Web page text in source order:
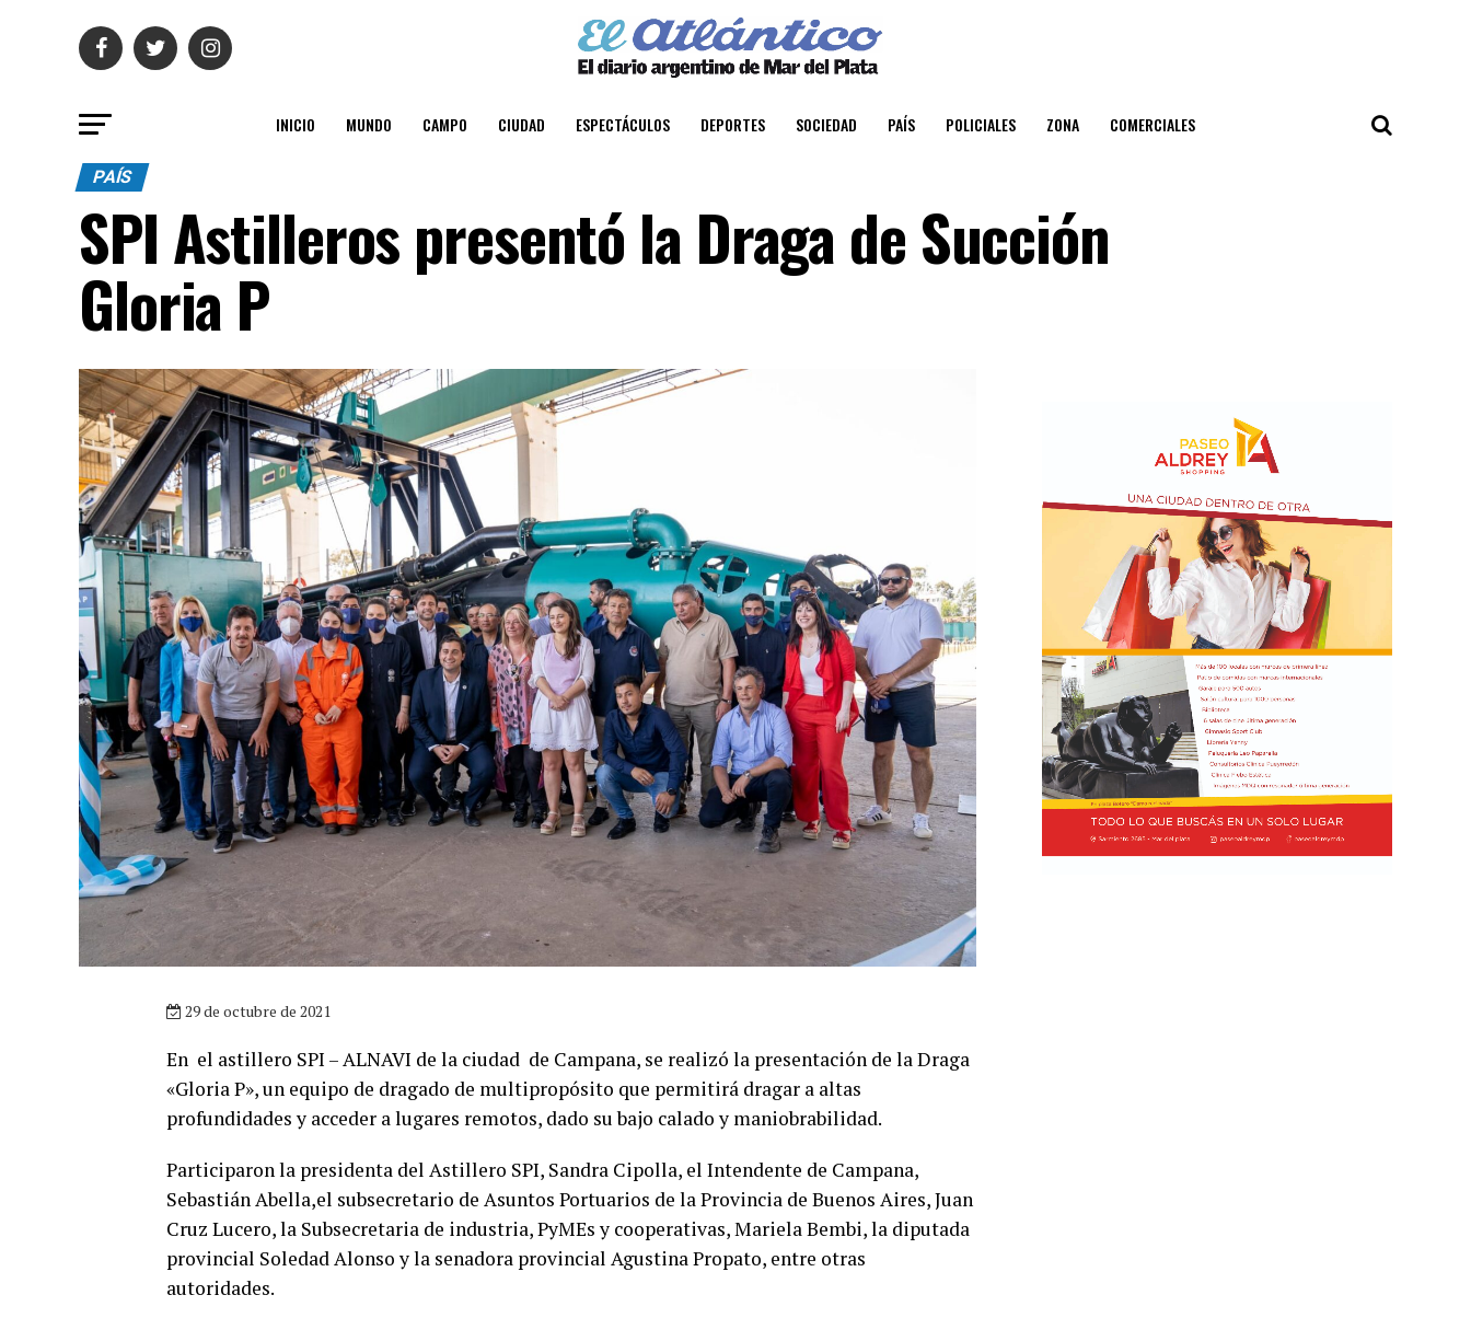
INICIO MUNDO CAMPO CIUDAD ESPECTÁCULOS DEPORTES SOCIEDAD PAÍS POLICIALES ZONA COMERCIALES
PAÍS
SPI Astilleros presentó la Draga de Succión
Gloria P
29 de octubre de 2021
En el astillero SPI – ALNAVI de la ciudad de Campana, se realizó la presentación de la Draga
«Gloria P», un equipo de dragado de multipropósito que permitirá dragar a altas
profundidades y acceder a lugares remotos, dado su bajo calado y maniobrabilidad.
Participaron la presidenta del Astillero SPI, Sandra Cipolla, el Intendente de Campana,
Sebastián Abella,el subsecretario de Asuntos Portuarios de la Provincia de Buenos Aires, Juan
Cruz Lucero, la Subsecretaria de industria, PyMEs y cooperativas, Mariela Bembi, la diputada
provincial Soledad Alonso y la senadora provincial Agustina Propato, entre otras
autoridades.